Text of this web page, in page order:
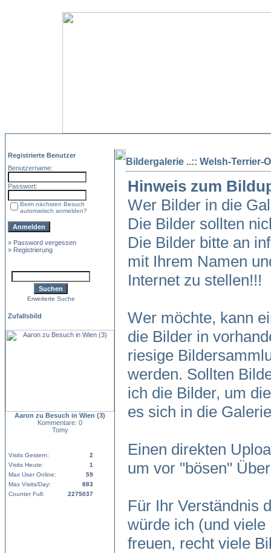
Registrierte Benutzer
Benutzername:
Passwort:
Beim nächsten Besuch
automatisch anmelden?
» Password vergessen
» Registrierung
Erweiterte Suche
Zufallsbild
Aaron zu Besuch in Wien (3)
Kommentare: 0
Tomy
Visits Gestern:
2
Visits Heute:
1
Max User Online:
59
Max Visits/Day:
883
Counter Full:
2275037
Bildergalerie ..:: Welsh-Terrier-
Hinweis zum
Wer Bilder in die
Die Bilder sollten
Die Bilder bitte an
mit Ihrem Namen
Internet zu stellen!!!
Wer möchte, kann
die Bilder in
riesige
werden. Sollten
ich die Bilder, um
es sich in die
Einen direkten
um vor "bösen"
Für Ihr Verständnis
würde ich (und
freuen, recht viele